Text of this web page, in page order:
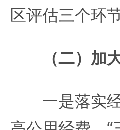
区评估三个环
（二）加大
一是落实经